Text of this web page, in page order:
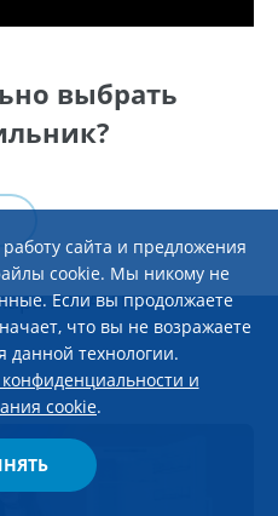
выбрать
сайта и предложения
cookie. Мы никому не
Если вы продолжаете
что вы не возражаете
технологии.
и
cookie.
мая 2026
ATLANT М-8115-